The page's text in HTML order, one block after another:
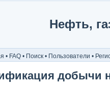
Нефть,
• FAQ • Поиск • Пользователи •
добычи